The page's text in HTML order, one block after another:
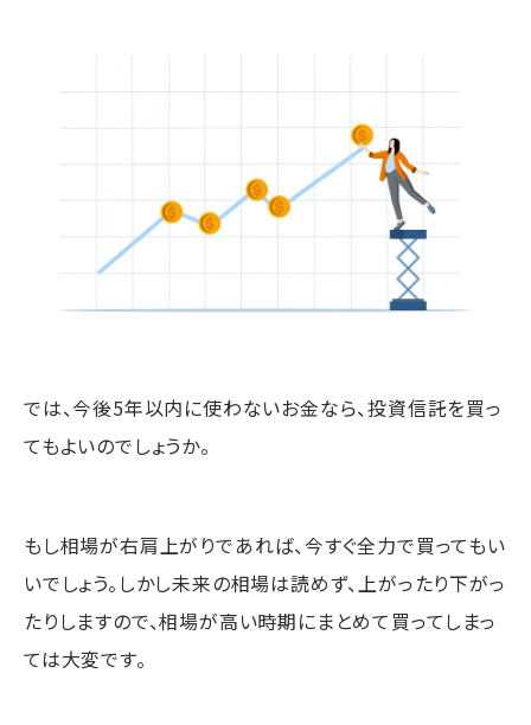
では、今後5年以内に使わないお金なら、投資信託を買っ
てもよいのでしょうか。
もし相場が右肩上がりであれば、今すぐ全力で買ってもい
いでしょう。しかし未来の相場は読めず、上がったり下がっ
たりしますので、相場が高い時期にまとめて買ってしまっ
ては大変です。